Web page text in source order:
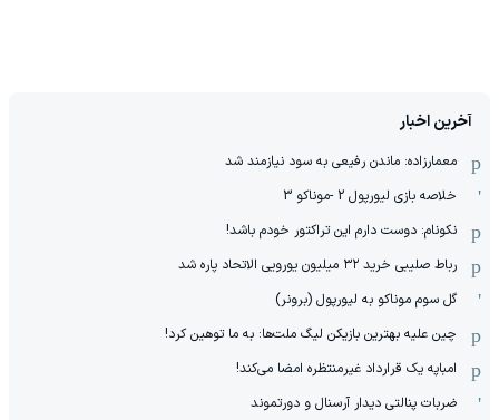
آخرین اخبار
معمارزاده: ماندن رفیعی به سود نیازمند شد
خلاصه بازی لیورپول 2 -موناکو 3
نکونام: دوست دارم این تراکتور خودم باشد!
رباط صلیبی خرید ۳۲ میلیون یورویی الاتحاد پاره شد
گل سوم موناکو به لیورپول (برونر)
چین علیه بهترین بازیکن لیگ ملت‌ها: به ما توهین کرد!
امباپه یک قرارداد غیرمنتظره امضا می‌کند!
ضربات پنالتی دیدار آرسنال و دورتموند